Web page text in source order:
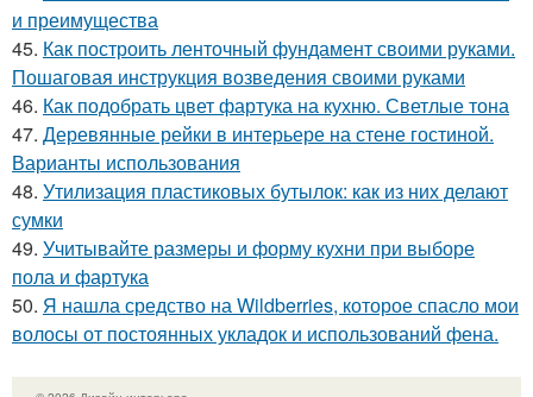
и преимущества
45. Как построить ленточный фундамент своими руками.
Пошаговая инструкция возведения своими руками
46. Как подобрать цвет фартука на кухню. Светлые тона
47. Деревянные рейки в интерьере на стене гостиной.
Варианты использования
48. Утилизация пластиковых бутылок: как из них делают
сумки
49. Учитывайте размеры и форму кухни при выборе
пола и фартука
50. Я нашла средство на Wildberries, которое спасло мои
волосы от постоянных укладок и использований фена.